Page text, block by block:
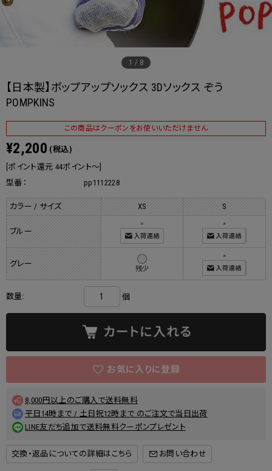
1 / 8
【日本製】ポップアップソックス 3Dソックス ぞう
POMPKINS
この商品はクーポンをお使いいただけません
¥2,200 (税込)
[ポイント還元 44ポイント～]
型番：
pp1112228
カラー / サイズ XS S
ブルー
× ×
グレー
残少
×
数量: 個
8,000円以上のご購入で送料無料
平日14時まで / 土日祝12時まで のご注文で当日出荷
LINE友だち追加で送料無料クーポンプレゼント
交換・返品についての詳細はこちら